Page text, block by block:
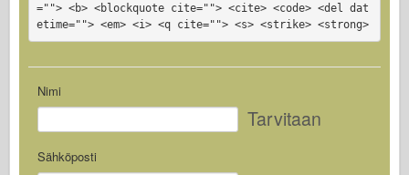
=""> <b> <blockquote cite=""> <cite> <code> <del dat
etime=""> <em> <i> <q cite=""> <s> <strike> <strong>
Nimi
Tarvitaan
Sähköposti